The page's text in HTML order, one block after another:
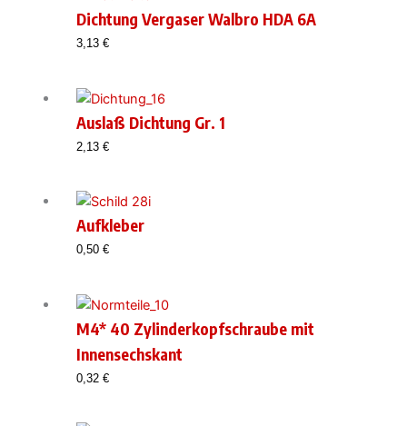
Dichtung Vergaser Walbro HDA 6A
3,13 €
Auslaß Dichtung Gr. 1
2,13 €
Aufkleber
0,50 €
M4* 40 Zylinderkopfschraube mit
Innensechskant
0,32 €